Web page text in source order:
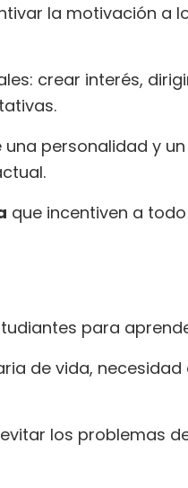
la motivación a
crear interés,
personalidad y un
que incentiven a
para
de vida,
los problemas